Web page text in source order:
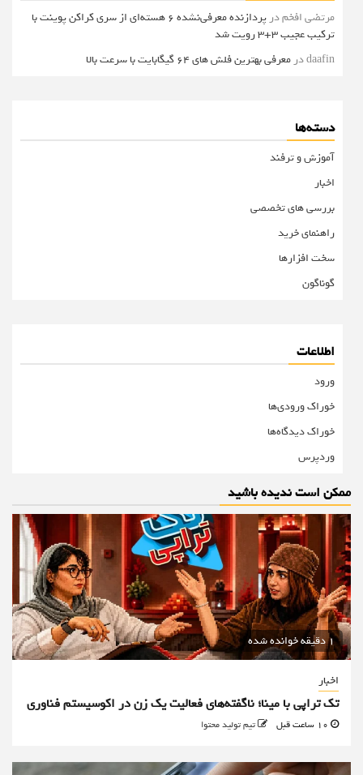
مرتضی افخمدر
پردازنده معرفی‌نشده 6 هسته‌ای از سری کراکن پوینت با
ترکیب عجیب 3+3 رویت شد
daafinدرمعرفی بهترین فلش های 64 گیگابایت با سرعت بالا
دسته‌ها
آموزش و ترفند
اخبار
بررسی های تخصصی
راهنمای خرید
سخت افزارها
گوناگون
اطلاعات
ورود
خوراک ورودی‌ها
خوراک دیدگاه‌ها
وردپرس
ممکن است ندیده باشید
1 دقیقه خوانده شده
اخبار
تک تراپی با مینا؛ ناگفته‌های فعالیت یک زن در اکوسیستم فناوری
تیم تولید محتوا